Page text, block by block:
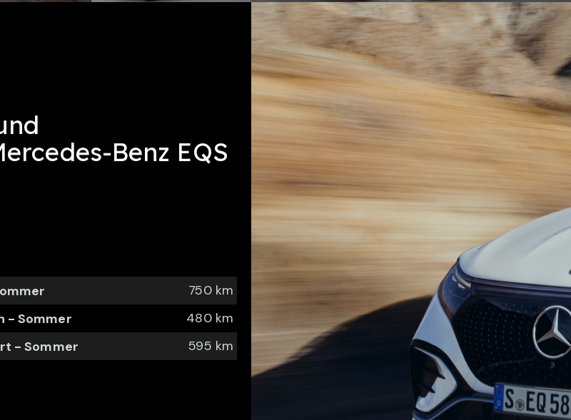
Benz EQS
750 km
- Sommer
480 km
- Sommer 595 km